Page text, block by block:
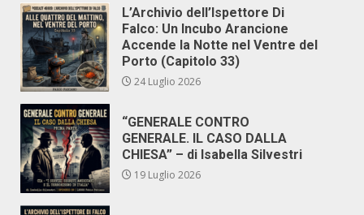
L’Archivio dell’Ispettore Di
Falco: Un Incubo Arancione
Accende la Notte nel Ventre del
Porto (Capitolo 33)
24 Luglio 2026
“GENERALE CONTRO
GENERALE. IL CASO DALLA
CHIESA” – di Isabella Silvestri
19 Luglio 2026